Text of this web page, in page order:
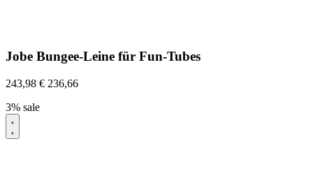
Jobe Bungee-Leine für Fun-Tubes
243,98 € 236,66
3% sale